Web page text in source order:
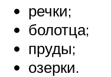
речки;
болотца;
пруды;
озерки.